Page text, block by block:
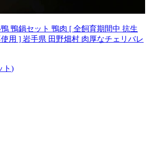
鴨鍋セット 鴨肉 [ 全飼育期間中 抗生
用 ] 岩手県 田野畑村 肉厚なチェリバレ
ト )